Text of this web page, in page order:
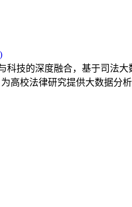
科技的深度融合，基于司法
为高校法律研究提供大数据分